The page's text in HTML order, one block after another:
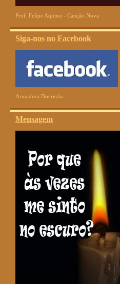
Prof. Felipe Aquino - Canção Nova
Siga-nos no Facebook
Armadura Docristão
Mensagem